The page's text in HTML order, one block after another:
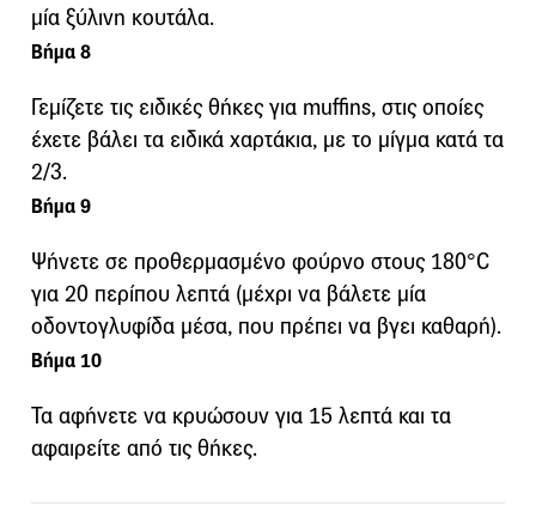
μία ξύλινη κουτάλα.
Βήμα 8
Γεμίζετε τις ειδικές θήκες για muffins, στις οποίες
έχετε βάλει τα ειδικά χαρτάκια, με το μίγμα κατά τα
2/3.
Βήμα 9
Ψήνετε σε προθερμασμένο φούρνο στους 180°C
για 20 περίπου λεπτά (μέχρι να βάλετε μία
οδοντογλυφίδα μέσα, που πρέπει να βγει καθαρή).
Βήμα 10
Τα αφήνετε να κρυώσουν για 15 λεπτά και τα
αφαιρείτε από τις θήκες.